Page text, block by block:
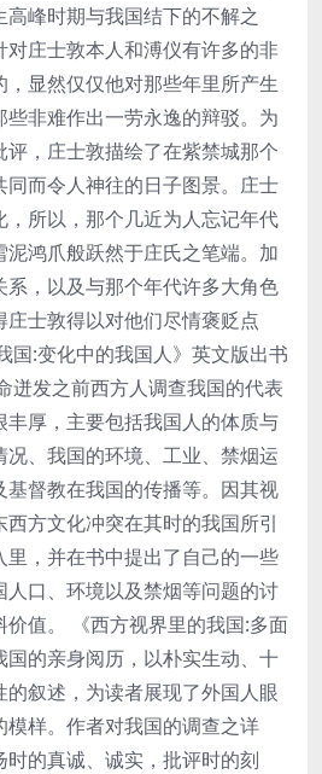
高峰时期与我国结下的不解之
庄士敦本人和溥仪有许多的非
显然仅仅他对那些年里所产生
非难作出一劳永逸的辩驳。为
，庄士敦描绘了在紫禁城那个
而令人神往的日子图景。庄士
所以，那个几近为人忘记年代
鸿爪般跃然于庄氏之笔端。加
系，以及与那个年代许多大角色
士敦得以对他们尽情褒贬点
国:变化中的我国人》英文版出书
迸发之前西方人调查我国的代表
厚，主要包括我国人的体质与
、我国的环境、工业、禁烟运
督教在我国的传播等。因其视
方文化冲突在其时的我国所引
里，并在书中提出了自己的一些
口、环境以及禁烟等问题的讨
值。 《西方视界里的我国:多面
的亲身阅历，以朴实生动、十
叙述，为读者展现了外国人眼
模样。作者对我国的调查之详
的真诚、诚实，批评时的刻